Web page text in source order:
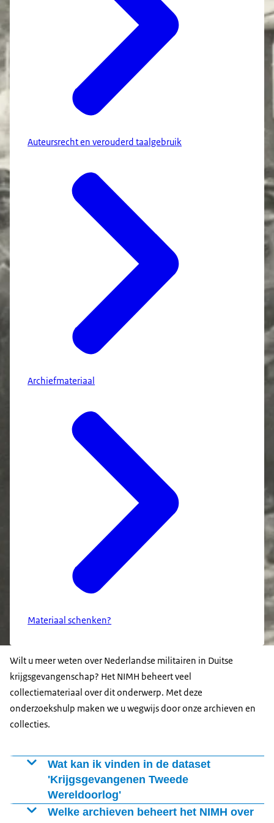
Auteursrecht en verouderd taalgebruik
Archiefmateriaal
Materiaal schenken?
Wilt u meer weten over Nederlandse militairen in Duitse
krijgsgevangenschap? Het NIMH beheert veel
collectiemateriaal over dit onderwerp. Met deze
onderzoekshulp maken we u wegwijs door onze archieven en
collecties.
Wat kan ik vinden in de dataset
'Krijgsgevangenen Tweede
Wereldoorlog'
DeWelke archieven beheert het NIMH over